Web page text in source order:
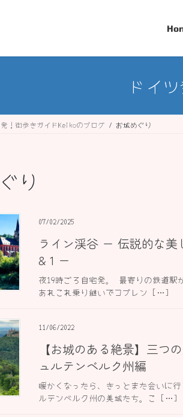
ドイ
発！街歩きガイドKeikoのブログ お城めぐり
り
07/02/2025
ライン渓谷 ー 伝説的な
& 1 ー
夜19時ごろ自宅発。 最寄りの鉄道駅
あれこれ乗り継いでコブレン […]
11/06/2022
【お城のある絶景】三
ュルテンベルク州編
暖かくなったら、きっとまた会いに
ルテンベルク州の美城たち。こ […]